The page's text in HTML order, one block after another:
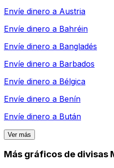
Envíe dinero a Austria
Envíe dinero a Bahréin
Envíe dinero a Bangladés
Envíe dinero a Barbados
Envíe dinero a Bélgica
Envíe dinero a Benín
Envíe dinero a Bután
Ver más
Más gráficos de divisas